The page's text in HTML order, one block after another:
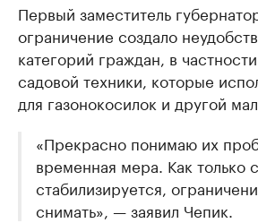
Первый заместитель
ограничение создало
категорий граждан, в
садовой техники, которые
для газонокосилок и другой
«Прекрасно понимаю их
временная мера. Как только
стабилизируется,
снимать», — заявил Чепик.